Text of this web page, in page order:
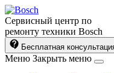
Сервисный центр по
ремонту техники Bosch
Бесплатная
Меню Закрыть меню